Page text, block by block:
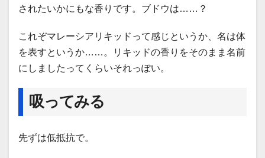
されたいかにもな香りです。ブドウは……？
これぞマレーシアリキッドって感じというか、名は体
を表すというか……。リキッドの香りをそのまま名前
にしましたってくらいそれっぽい。
吸ってみる
先ずは低抵抗で。